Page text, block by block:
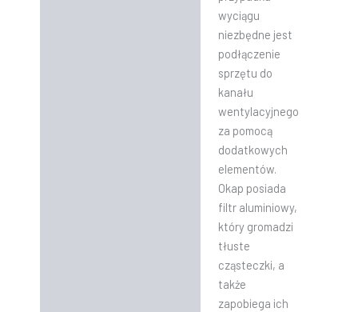
wyciągu
niezbędne jest
podłączenie
sprzętu do
kanału
wentylacyjnego
za pomocą
dodatkowych
elementów.
Okap posiada
filtr aluminiowy,
który gromadzi
tłuste
cząsteczki, a
także
zapobiega ich